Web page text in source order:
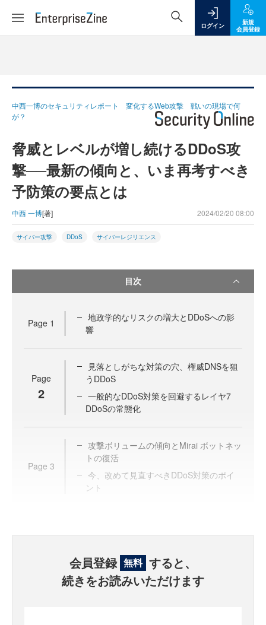
ログイン
新規
会員登録
中西一博のセキュリティレポート 変化するWeb攻撃 戦いの現場で何
が？
脅威とレベルが増し続けるDDoS攻
撃──最新の傾向と、いま再考すべき
予防策の要点とは
中西 一博[著] 2024/02/20 08:00
サイバー攻撃 DDoS サイバーレジリエンス
目次
Page 1
地政学的なリスクの増大とDDoSへの影
響
Page
2
見落としがちな対策の穴、権威DNSを狙
うDDoS
一般的なDDoS対策を回避するレイヤ7
DDoSの常態化
Page 3
攻撃ボリュームの傾向とMirai ボットネッ
トの復活
今、改めて見直すべきDDoS対策のポイ
ント
会員登録 無料 すると、
続きをお読みいただけます